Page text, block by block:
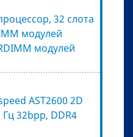
32 слота
модулей
модулей
AST2600 2D
32bpp, DDR4